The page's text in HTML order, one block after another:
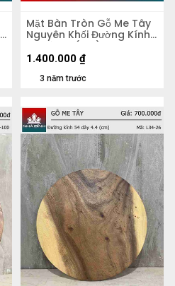
Mặt Bàn Tròn Gỗ Me Tây
Nguyên Khối Đường Kính
70 Dày 4 (cm)
3 năm trước
1.400.000 ₫